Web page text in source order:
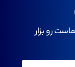
رو بزار